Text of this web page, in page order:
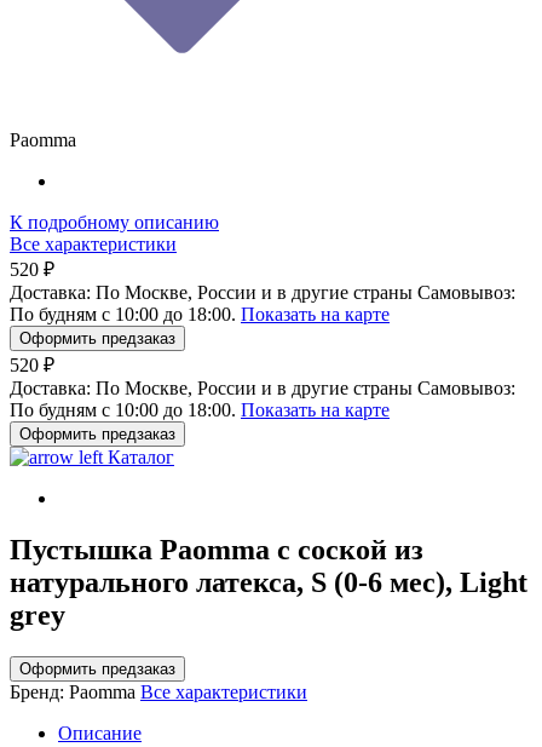
Paomma
К подробному описанию
Все характеристики
520 ₽
Доставка: По Москве, России и в другие страны Самовывоз:
По будням с 10:00 до 18:00. Показать на карте
Оформить предзаказ
520 ₽
Доставка: По Москве, России и в другие страны Самовывоз:
По будням с 10:00 до 18:00. Показать на карте
Оформить предзаказ
Каталог
Пустышка Paomma с соской из
натурального латекса, S (0-6 мес), Light
grey
Оформить предзаказ
Бренд: Paomma Все характеристики
Описание